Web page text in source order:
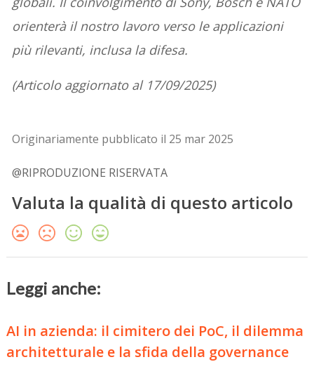
orienterà il nostro lavoro verso le applicazioni
più rilevanti, inclusa la difesa.
(Articolo aggiornato al 17/09/2025)
Originariamente pubblicato il 25 mar 2025
@RIPRODUZIONE RISERVATA
Valuta la qualità di questo articolo
Leggi anche:
AI in azienda: il cimitero dei PoC, il dilemma
architetturale e la sfida della governance